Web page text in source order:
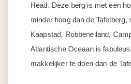
Head. Deze berg is met een
minder hoog dan de
Kaapstad, Robbeneiland,
Atlantische Oceaan is
makkelijker te doen dan de